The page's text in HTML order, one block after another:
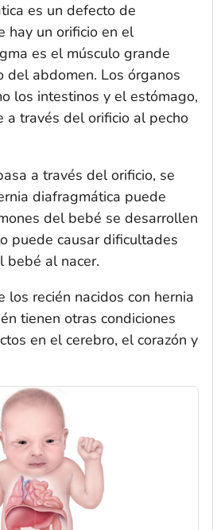
es un defecto de
hay un orificio en el
es el músculo grande
del abdomen. Los órganos
los intestinos y el estómago,
a través del orificio al pecho
a través del orificio, se
diafragmática puede
del bebé se desarrollen
puede causar dificultades
bebé al nacer.
los recién nacidos con hernia
tienen otras condiciones
en el cerebro, el corazón y